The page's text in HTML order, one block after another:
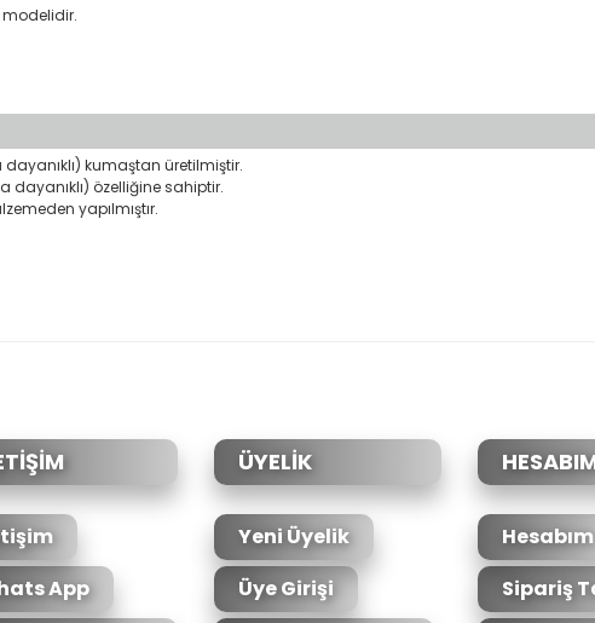
dayanıklı) kumaştan üretilmiştir.
dayanıklı) özelliğine sahiptir.
yapılmıştır.
App
ÜYELİK
Yeni Üyelik
Üye Girişi
Hesabım
Sipariş